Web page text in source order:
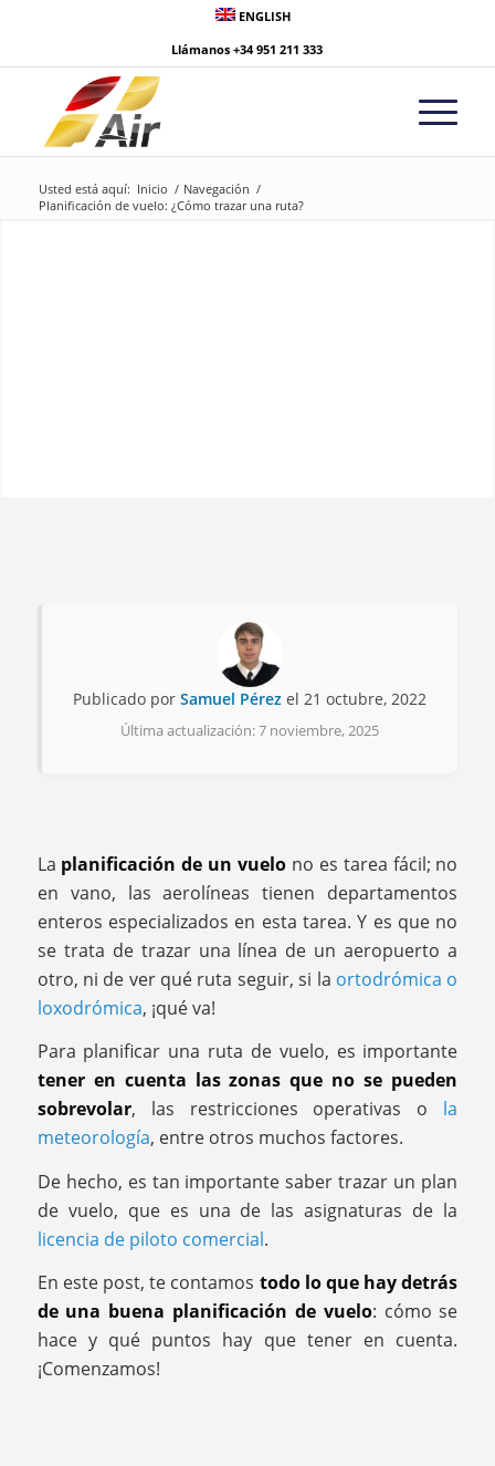
ENGLISH
Llámanos+34 951 211 333
Usted está aquí: Inicio / Navegación /
Planificación de vuelo: ¿Cómo trazar una ruta?
Publicado por Samuel Pérezel 21 octubre, 2022
Última actualización: 7 noviembre, 2025
La planificación de un vuelo no es tarea fácil; no
en vano, las aerolíneas tienen departamentos
enteros especializados en esta tarea. Y es que no
se trata de trazar una línea de un aeropuerto a
otro, ni de ver qué ruta seguir, si la ortodrómica o
loxodrómica, ¡qué va!
Para planificar una ruta de vuelo, es importante
tener en cuenta las zonas que no se pueden
sobrevolar, las restricciones operativas o la
meteorología, entre otros muchos factores.
De hecho, es tan importante saber trazar un plan
de vuelo, que es una de las asignaturas de la
licencia de piloto comercial.
En este post, te contamos todo lo que hay detrás
de una buena planificación de vuelo: cómo se
hace y qué puntos hay que tener en cuenta.
¡Comenzamos!